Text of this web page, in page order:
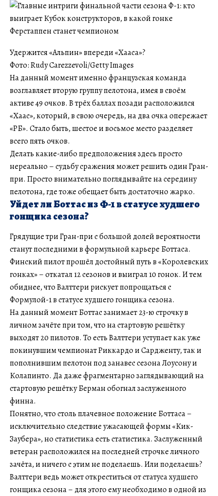
Удержится «Альпин» впереди «Хааса»?
Фото: Rudy Carezzevoli/Getty Images
На данный момент именно французская команда
возглавляет вторую группу пелотона, имея в своём
активе 49 очков. В трёх баллах позади расположился
«Хаас», который, в свою очередь, на два очка опережает
«РБ». Стало быть, шестое и восьмое место разделяет
всего пять очков.
Делать какие-либо предположения здесь просто
нереально – судьбу сражения может решить один Гран-
при. Просто внимательно поглядывайте на середину
пелотона, где тоже обещает быть достаточно жарко.
Уйдет ли Боттас из Ф-1 в статусе худшего
гонщика сезона?
Грядущие три Гран-при с большой долей вероятности
станут последними в формульной карьере Боттаса.
Финский пилот прошёл достойный путь в «Королевских
гонках» – откатал 12 сезонов и выиграл 10 гонок. И тем
обиднее, что Валттери рискует попрощаться с
Формулой-1 в статусе худшего гонщика сезона.
На данный момент Боттас занимает 23-ю строчку в
личном зачёте при том, что на стартовую решётку
выходят 20 пилотов. То есть Валттери уступает как уже
покинувшим чемпионат Риккардо и Сардженту, так и
пополнившим пелотон под занавес сезона Лоусону и
Колапинто. Да даже фрагментарно заглядывающий на
стартовую решётку Берман обогнал заслуженного
финна.
Понятно, что столь плачевное положение Боттаса –
исключительно следствие ужасающей формы «Кик-
Заубера», но статистика есть статистика. Заслуженный
ветеран расположился на последней строчке личного
зачёта, и ничего с этим не поделаешь. Или поделаешь?
Валттери ведь может откреститься от статуса худшего
гонщика сезона – для этого ему необходимо в одной из